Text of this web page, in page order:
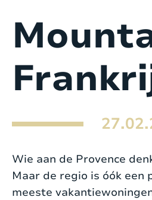
Wie aan de Provence
Maar de regio is óók een
meeste